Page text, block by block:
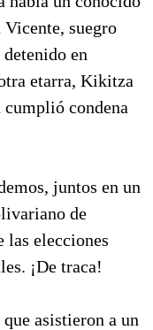
suegro
en
etarra, Kikitza
condena
juntos en un
de
las elecciones
¡De traca!
asistieron a un